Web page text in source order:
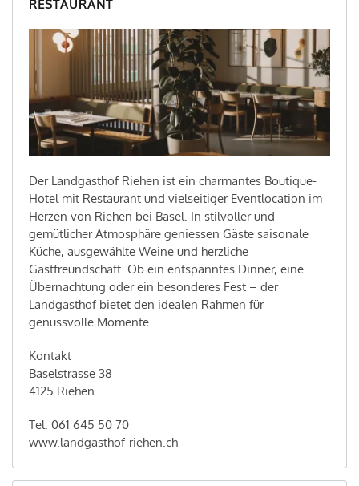
RESTAURANT
Der Landgasthof Riehen ist ein charmantes Boutique-
Hotel mit Restaurant und vielseitiger Eventlocation im
Herzen von Riehen bei Basel. In stilvoller und
gemütlicher Atmosphäre geniessen Gäste saisonale
Küche, ausgewählte Weine und herzliche
Gastfreundschaft. Ob ein entspanntes Dinner, eine
Übernachtung oder ein besonderes Fest – der
Landgasthof bietet den idealen Rahmen für
genussvolle Momente.
Kontakt
Baselstrasse 38
4125 Riehen
Tel. 061 645 50 70
www.landgasthof-riehen.ch